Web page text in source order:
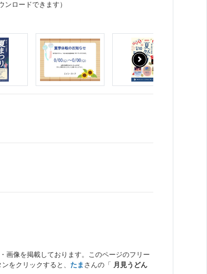
ンロードできます）
画像を掲載しております。このページのフリー
をクリックすると、 たま さんの「 月見うどん